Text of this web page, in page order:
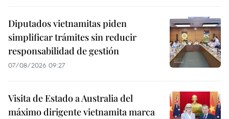
Diputados vietnamitas piden
simplificar trámites sin reducir
responsabilidad de gestión
07/08/2026 09:27
Visita de Estado a Australia del
máximo dirigente vietnamita marca